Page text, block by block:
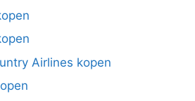
Airlines kopen